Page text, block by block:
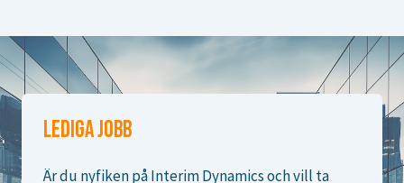
LEDIGA JOBB
Är du nyfiken på Interim Dynamics och vill ta